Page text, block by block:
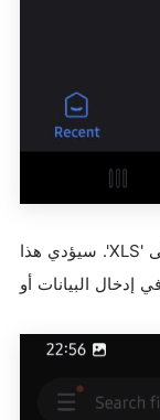
الخطوة 4: من أنواع الملفات المتاحة، انقر على 'XLS'. سيؤدي هذا
إدخال البيانات أو